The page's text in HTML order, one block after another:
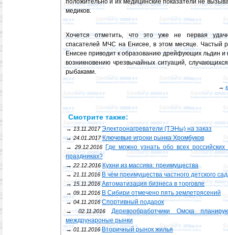
положительно и их медицинские показатели не
медиков.
Хочется отметить, что это уже не первая
спасателей МЧС на Енисее, в этом месяце. Частый
Енисее приводит к образованию дрейфующих льдин и
возникновению чрезвычайных ситуаций,
рыбаками.
→
Смотрите также:
→13.11.2017 Электронагреватели (ТЭНы) на заказ
→24.01.2017 Ключевые игроки рынка Хромбуков
→ 29.12.2016
Где можно узнать обо всех
праздниках?
→22.12.2016 Кухни из массива: преимущества
→ 21.11.2016 В чём преимущества частного детского
→ 15.11.2016 Автоматизация бизнеса в торговле
→ 09.11.2016 В Сибири отмечено пять землетрясений
→04.11.2016 Спортивный подарок
→02.11.2016
Деревообработчики Омска
междрунароные рынки
→01.11.2016 Вторичный рынок жилья